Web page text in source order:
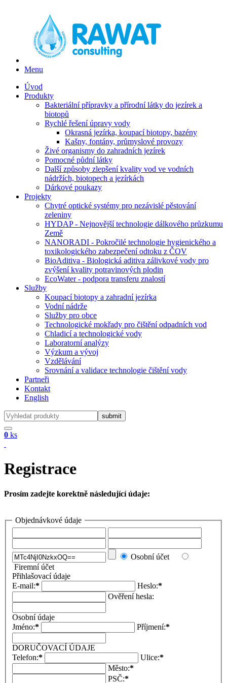
Menu
Úvod
Produkty
Bakteriální přípravky a přírodní látky do jezírek a
biotopů
Rychlé řešení úpravy vody
Okrasná jezírka, koupací biotopy, bazény
Kašny, fontány, průmyslové provozy
Živé organismy do zahradních jezírek
Pomocné půdní látky
Další způsoby zlepšení kvality vod ve vodních
nádržích, biotopech a jezírkách
Dárkové poukazy
Projekty
Chytré optické systémy pro nezávislé pěstování
zeleniny
HYDAP - Nejnovější technologie dálkového průzkumu
Země
NANORADI - Pokročilé technologie hygienického a
toxikologického zabezpečení odtoku z ČOV
BioAditiva - Biologická aditiva zálivkové vody pro
zvýšení kvality potravinových plodin
EcoWater - podpora transferu znalostí
Služby
Koupací biotopy a zahradní jezírka
Vodní nádrže
Služby pro obce
Technologické mokřady pro čištění odpadních vod
Chladicí a technologické vody
Laboratorní analýzy
Výzkum a vývoj
Vzdělávání
Srovnání a validace technologie čištění vody
Partneři
Kontakt
English
0 ks
Registrace
Prosím zadejte korektně následující údaje:
Objednávkové údaje
Osobní účet
Firemní účet
Přihlašovací údaje
E-mail:* Heslo:*
Ověření hesla:
Osobní údaje
Jméno:* Příjmení:*
DORUČOVACÍ ÚDAJE
Telefon:* Ulice:*
Město:*
PSČ:*